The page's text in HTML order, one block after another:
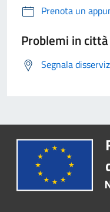
Prenota un
Problemi in città
Segnala